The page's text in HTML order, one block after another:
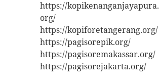
https://kopikenanganjayapura.
org/
https://kopiforetangerang.org/
https://pagisorepik.org/
https://pagisoremakassar.org/
https://pagisorejakarta.org/